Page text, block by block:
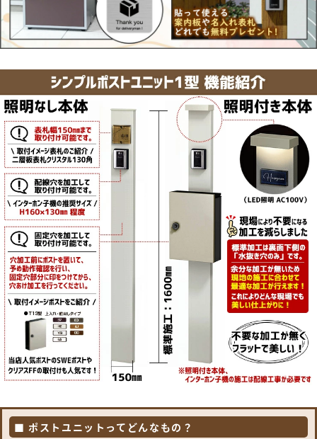
■ ポストユニットってどんなもの？